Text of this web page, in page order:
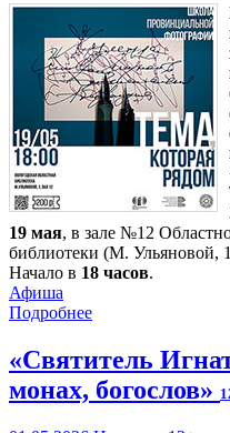
19 мая, в зале №12
библиотеки (М. Ульяновой,
Начало в 18 часов.
Афиша
Подробнее
«Святитель
монах, богослов»